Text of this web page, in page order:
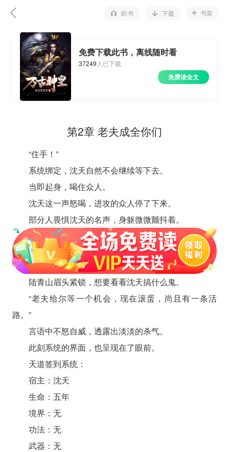
听书 下载 书架
免费下载此书，离线随时看
37249 人已下载
免费读全文
第2章 老夫成全你们
“住手！”
系统绑定，沈天自然不会继续等下去。
当即起身，喝住众人。
沈天这一声怒喝，进攻的众人停了下来。
部分人畏惧沈天的名声，身躯微微颤抖着。
陆青山眉头紧锁，想要看看沈天搞什么鬼。
“老夫给尔等一个机会，现在滚蛋，尚且有一条活
路。”
言语中不怒自威，透露出淡淡的杀气。
此刻系统的界面，也呈现在了眼前。
天道签到系统：
宿主：沈天
生命：五年
境界：无
功法：无
武器：无